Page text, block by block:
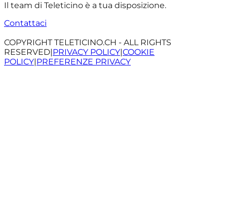
Il team di Teleticino è a tua disposizione.
Contattaci
COPYRIGHT TELETICINO.CH - ALL RIGHTS
RESERVED|PRIVACY POLICY|COOKIE
POLICY|PREFERENZE PRIVACY